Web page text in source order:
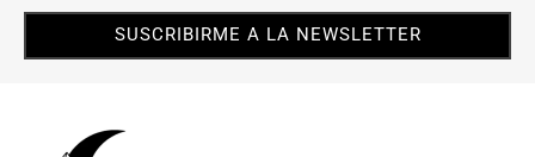
SUSCRIBIRME A LA NEWSLETTER